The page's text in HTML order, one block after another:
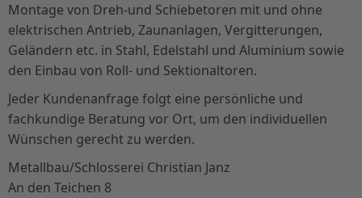
Montage von Dreh‐und Schiebetoren mit und ohne
elektrischen Antrieb, Zaunanlagen, Vergitterungen,
Geländern etc. in Stahl, Edelstahl und Aluminium sowie
den Einbau von Roll‐ und Sektionaltoren.
Jeder Kundenanfrage folgt eine persönliche und
fachkundige Beratung vor Ort, um den individuellen
Wünschen gerecht zu werden.
Metallbau/Schlosserei Christian Janz
An den Teichen 8